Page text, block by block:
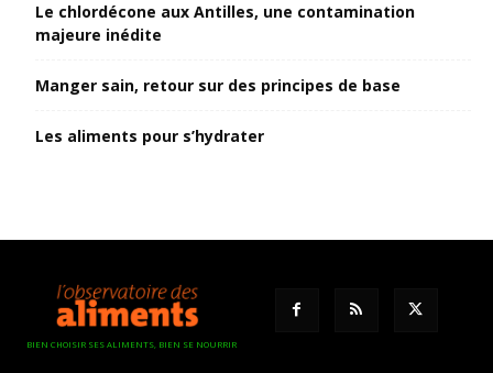
Le chlordécone aux Antilles, une contamination
majeure inédite
Manger sain, retour sur des principes de base
Les aliments pour s’hydrater
BIEN CHOISIR SES ALIMENTS, BIEN SE NOURRIR